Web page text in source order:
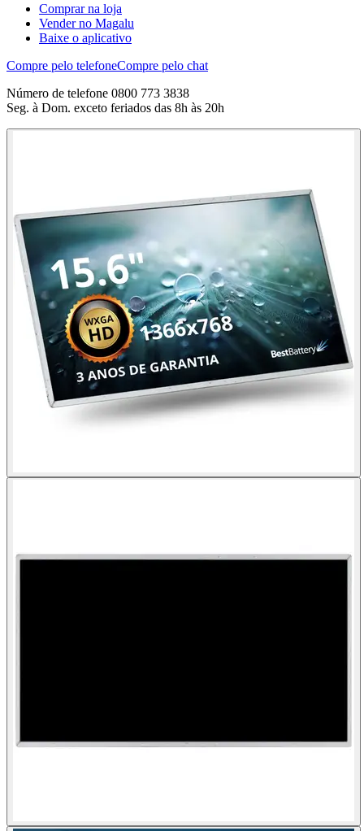
Comprar na loja
Vender no Magalu
Baixe o aplicativo
Compre pelo telefoneCompre pelo chat
Número de telefone 0800 773 3838
Seg. à Dom. exceto feriados das 8h às 20h